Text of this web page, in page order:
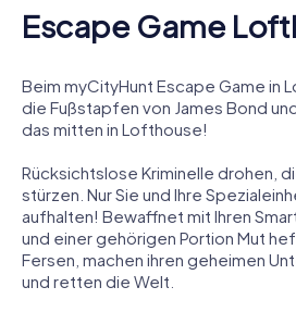
Escape Game
Beim myCityHunt Escape Game in
die Fußstapfen von James Bond
das mitten in Lofthouse!
Rücksichtslose Kriminelle drohen,
stürzen. Nur Sie und Ihre
aufhalten! Bewaffnet mit Ihren
und einer gehörigen Portion Mut
Fersen, machen ihren geheimen
und retten die Welt.